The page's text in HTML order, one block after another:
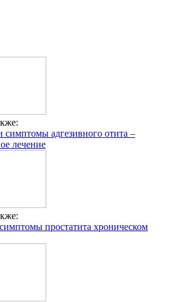
адгезивного отита –
лечение
простатита хроническом